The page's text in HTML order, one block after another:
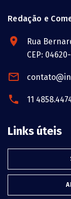
Redação e
Rua
CEP:
11
Links úteis